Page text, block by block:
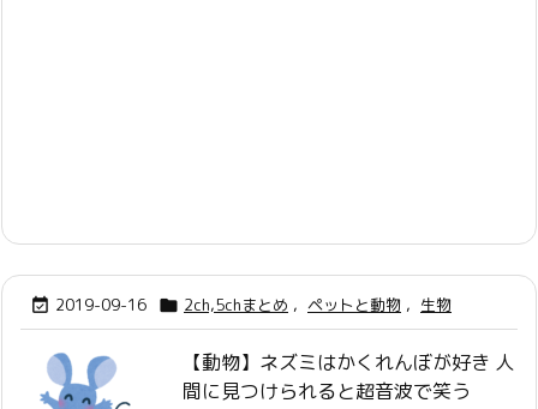
 2019-09-16  2ch,5chまとめ , ペットと動物 , 生物
【動物】ネズミはかくれんぼが好き 人
間に見つけられると超音波で笑う